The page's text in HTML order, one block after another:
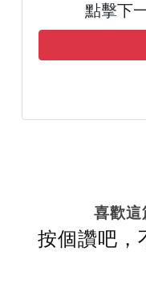
點擊下
喜歡這
按個讚吧，